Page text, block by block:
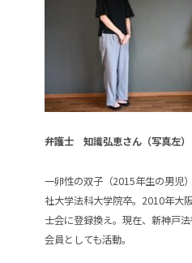
弁護士 知識弘恵さん（写真左）
一卵性の双子（2015年生の男児
社大学法科大学院卒。2010年大
士会に登録換え。現在、新神戸
会員としても活動。